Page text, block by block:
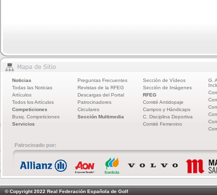
Noticias
Todas las Noticias
Artículos
Todos los Artículos
Competiciones
Busq. Competiciones
Servicios
Preguntas Frecuentes
Revistas de la RFEG
Descargas del Portal
Patrocinadores
Circulares
Sección Multimedia
Sección de Vídeos
Sección de Imágenes
RFEG
Comité Antidopaje
Campos y Hándicaps
C. Disciplina Deportiva
Comité Femenino
G.
© Copyright 2022 Real Federación Española de Golf